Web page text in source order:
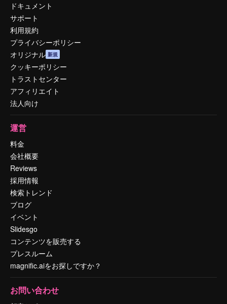
ドキュメント
サポート
利用規約
プライバシーポリシー
オリジナル 新規
クッキーポリシー
トラストセンター
アフィリエイト
法人向け
運営
料金
会社概要
Reviews
採用情報
検索トレンド
ブログ
イベント
Slidesgo
コンテンツを販売する
プレスルーム
magnific.aiをお探しですか？
お問い合わせ